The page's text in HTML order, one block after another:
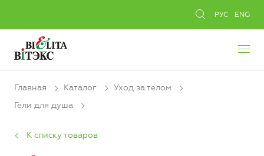
РУС ENG
Главная Каталог
Уход за телом
Гели для душа
К списку товаров